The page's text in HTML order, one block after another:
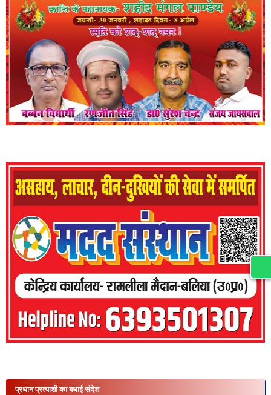
प्रधान प्रत्याशी का बधाई संदेश